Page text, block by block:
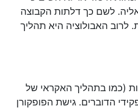
לשם כך דלתות הקבוצה
לרוב האבולוציה היא תהליך
(כמו בתהליך האקראי של
הדוברים. גישת הפופקורן